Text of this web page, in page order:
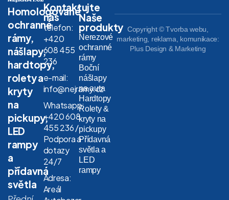
Homologované
ochranné
rámy,
nášlapy,
hardtopy,
rolety a
kryty
na
pickupy,
LED
rampy
a
přídavná
světla
Kontaktujte
nás
telefon:
+420
608 455
236
e-mail:
info@nejramy.cz
Whatsapp:
+420 608
455 236 /
Podpora a
dotazy
24/7
Adresa:
Areál
Naše
produkty
Nerezové
ochranné
rámy
Boční
nášlapy
na auta
Hardtopy
Rolety &
kryty na
pickupy
Přídavná
světla a
LED
rampy
Copyright © Tvorba webu,
marketing, reklama, komunikace:
Plus Design & Marketing